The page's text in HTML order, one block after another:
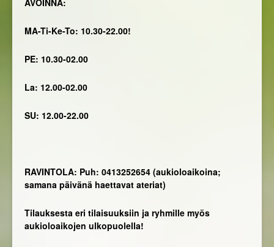
AVOINNA:
MA-Ti-Ke-To: 10.30-22.00!
PE: 10.30-02.00
La: 12.00-02.00
SU: 12.00-22.00
RAVINTOLA: Puh: 0413252654 (aukioloaikoina;
samana päivänä haettavat ateriat)
Tilauksesta eri tilaisuuksiin ja ryhmille myös
aukioloaikojen ulkopuolella!